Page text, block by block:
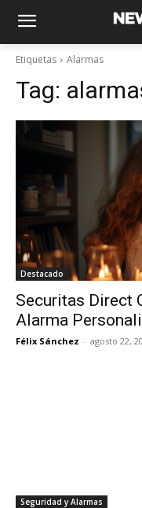
Etiquetas Alarmas
Tag:
Destacado
Securitas Direct
Alarma
Félix Sánchez - agosto 22,
Seguridad y Alarmas